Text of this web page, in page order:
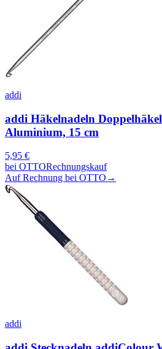
addi
addi Häkelnadeln
Aluminium, 15 cm
5,95 €
bei OTTORechnungskauf
Auf Rechnung bei OTTO →
addi